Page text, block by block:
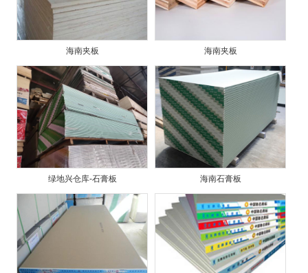
海南夹板 海南夹板
绿地兴仓库-石膏板 海南石膏板